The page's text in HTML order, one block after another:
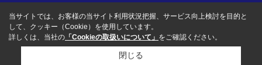
当サイトでは、お客様の当サイト利用状況把握、サービス向上検討を目的と
して、クッキー（Cookie）を使用しています。
詳しくは、当社の 「Cookieの取扱いについて」 をご確認ください。
閉じる